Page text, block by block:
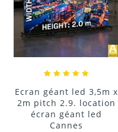
Ecran géant led 3,5m x
2m pitch 2.9. location
écran géant led
Cannes